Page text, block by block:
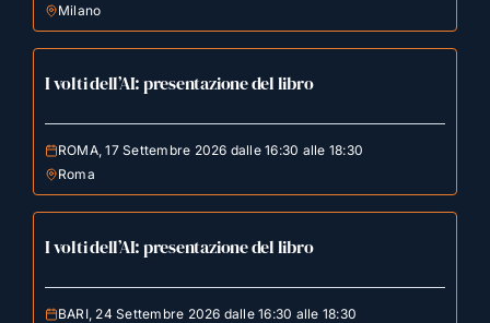
Milano
I volti dell’AI: presentazione del libro
ROMA, 17 Settembre 2026 dalle 16:30 alle 18:30
Roma
I volti dell’AI: presentazione del libro
BARI, 24 Settembre 2026 dalle 16:30 alle 18:30